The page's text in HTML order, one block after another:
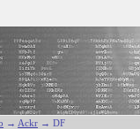
→ Ackr → DF